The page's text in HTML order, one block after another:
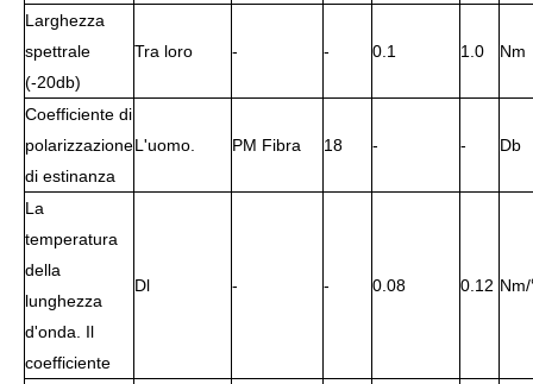
Larghezza
spettrale
(-20db)
Tra loro - - 0.1 1.0 Nm
Coefficiente di
polarizzazione
di estinanza
L'uomo. PM Fibra 18 - - Db
La
temperatura
della
lunghezza
d'onda. Il
coefficiente
Dl - - 0.08 0.12